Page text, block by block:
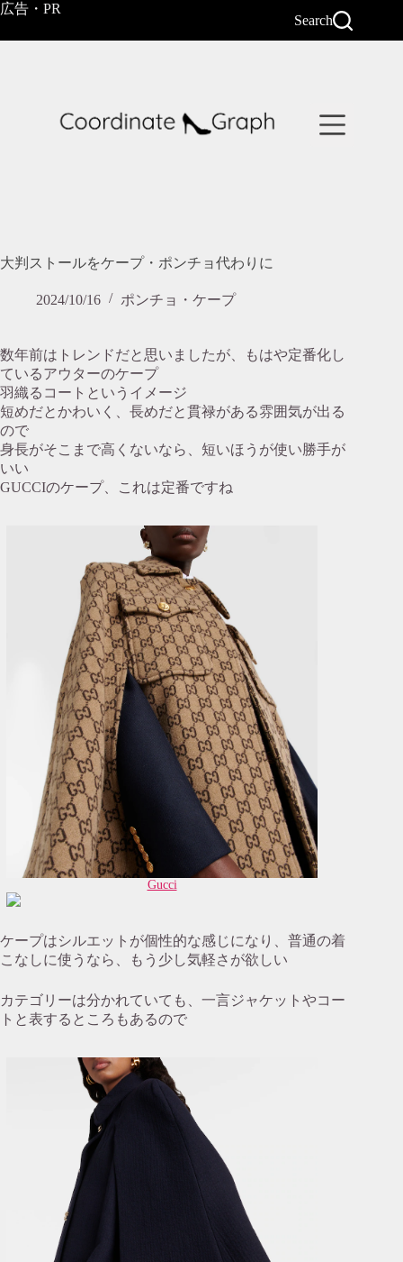
コ
テ
広告・PR
Search
大判ストールをケープ・ポンチョ代わりに
2024/10/16 ポンチョ・ケープ
数年前はトレンドだと思いましたが、もはや定番化し
ているアウターのケープ
羽織るコートというイメージ
短めだとかわいく、長めだと貫禄がある雰囲気が出る
ので
身長がそこまで高くないなら、短いほうが使い勝手が
いい
GUCCIのケープ、これは定番ですね
Gucci
ケープはシルエットが個性的な感じになり、普通の着
こなしに使うなら、もう少し気軽さが欲しい
カテゴリーは分かれていても、一言ジャケットやコー
トと表するところもあるので